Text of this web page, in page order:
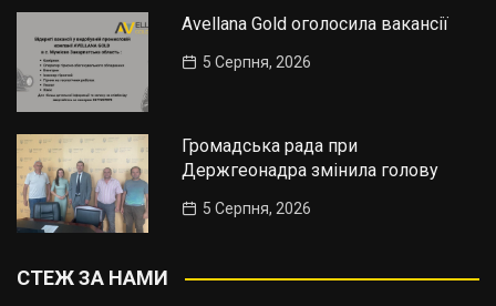
Avellana Gold оголосила вакансії
5 Серпня, 2026
Громадська рада при
Держгеонадра змінила голову
5 Серпня, 2026
СТЕЖ ЗА НАМИ